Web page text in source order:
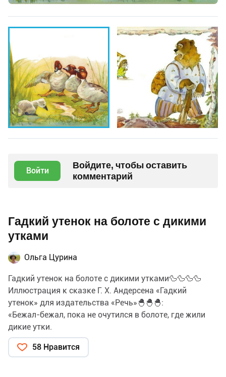
Войти
Войдите, чтобы оставить
комментарий
Гадкий утенок на болоте с дикими
утками
Ольга Цурина
Гадкий утенок на болоте с дикими утками🦆🦆🦆🦆
Иллюстрация к сказке Г. Х. Андерсена «Гадкий
утенок» для издательства «Речь»🐣🐣🐣:
«Бежал-бежал, пока не очутился в болоте, где жили
дикие утки.
Усталый и печальный, пролежал он тут всю ночь.
Утром дикие утки поднялись из гнёзд и увидали
58 Нравится